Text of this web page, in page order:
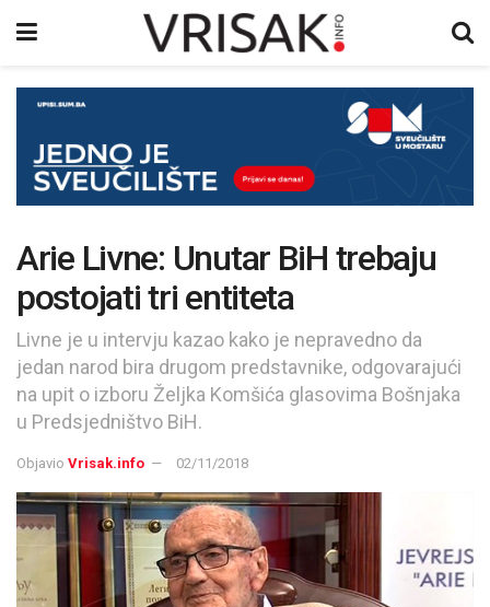
Arie Livne: Unutar BiH trebaju
postojati tri entiteta
Livne je u intervju kazao kako je nepravedno da
jedan narod bira drugom predstavnike, odgovarajući
na upit o izboru Željka Komšića glasovima Bošnjaka
u Predsjedništvo BiH.
Objavio Vrisak.info 02/11/2018